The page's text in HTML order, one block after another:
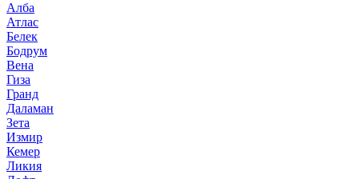
Алба
Атлас
Белек
Бодрум
Вена
Гиза
Гранд
Даламан
Зета
Измир
Кемер
Ликия